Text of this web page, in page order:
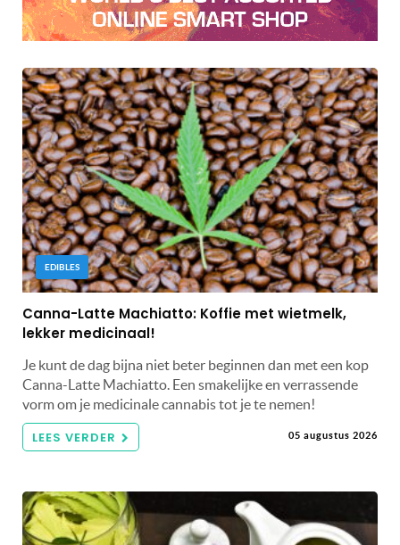
EDIBLES
Canna-Latte Machiatto: Koffie met wietmelk,
lekker medicinaal!
Je kunt de dag bijna niet beter beginnen dan met een kop
Canna-Latte Machiatto. Een smakelijke en verrassende
vorm om je medicinale cannabis tot je te nemen!
LEES VERDER 05 augustus 2026